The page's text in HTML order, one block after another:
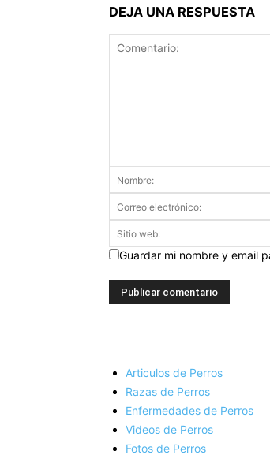
DEJA UNA RESPUESTA
Guardar mi nombre y email
Articulos de Perros
Razas de Perros
Enfermedades de Perros
Videos de Perros
Fotos de Perros